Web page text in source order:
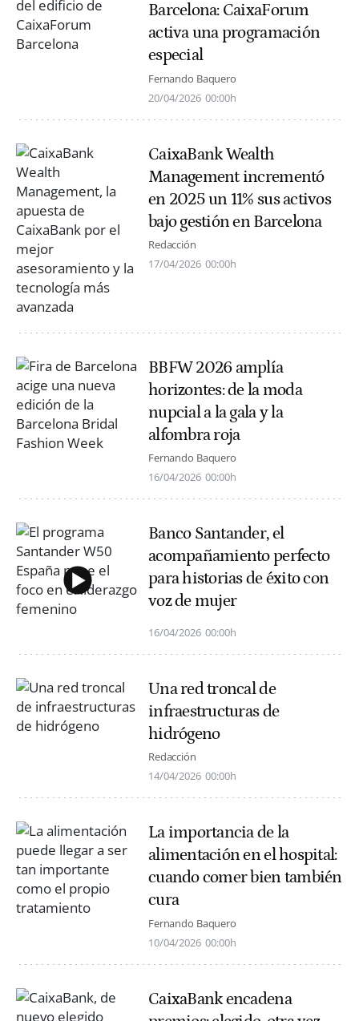
Barcelona: CaixaForum
activa una programación
especial
Fernando Baquero
20/04/2026 00:00h
CaixaBank Wealth
Management incrementó
en 2025 un 11% sus activos
bajo gestión en Barcelona
Redacción
17/04/2026 00:00h
BBFW 2026 amplía
horizontes: de la moda
nupcial a la gala y la
alfombra roja
Fernando Baquero
16/04/2026 00:00h
Banco Santander, el
acompañamiento perfecto
para historias de éxito con
voz de mujer
16/04/2026 00:00h
Una red troncal de
infraestructuras de
hidrógeno
Redacción
14/04/2026 00:00h
La importancia de la
alimentación en el hospital:
cuando comer bien también
cura
Fernando Baquero
10/04/2026 00:00h
CaixaBank encadena